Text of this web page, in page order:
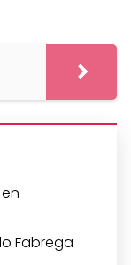
Fabrega